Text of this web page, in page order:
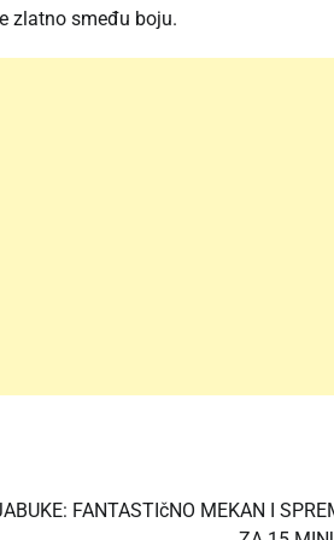
zlatno smeđu boju.
FANTASTIčNO MEKAN I